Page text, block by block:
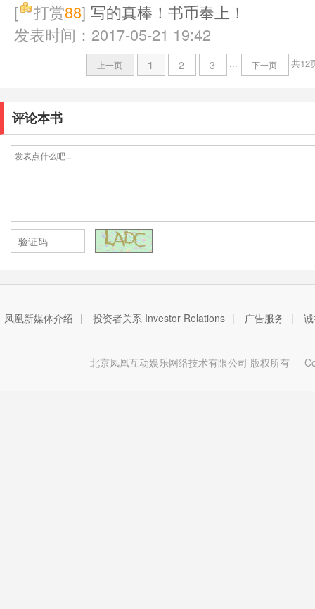
[ 打赏88] 写的真棒！书币奉上！
发表时间：2017-05-21 19:42
上一页 1 2 3 ... 下一页 共12
评论本书
凤凰新媒体介绍 | 投资者关系 Investor Relations | 广告服务 |
北京凤凰互动娱乐网络技术有限公司 版权所有